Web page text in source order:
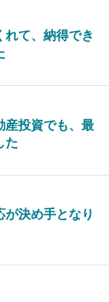
れて、納得でき
産投資でも、最
た
決め手となり